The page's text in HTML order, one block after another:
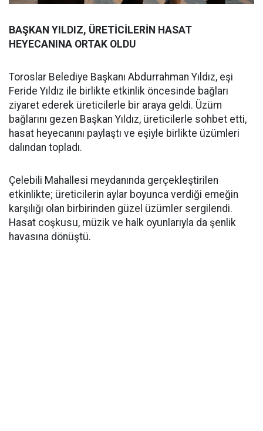
BAŞKAN YILDIZ, ÜRETİCİLERİN HASAT
HEYECANINA ORTAK OLDU
Toroslar Belediye Başkanı Abdurrahman Yıldız, eşi
Feride Yıldız ile birlikte etkinlik öncesinde bağları
ziyaret ederek üreticilerle bir araya geldi. Üzüm
bağlarını gezen Başkan Yıldız, üreticilerle sohbet etti,
hasat heyecanını paylaştı ve eşiyle birlikte üzümleri
dalından topladı.
Çelebili Mahallesi meydanında gerçekleştirilen
etkinlikte; üreticilerin aylar boyunca verdiği emeğin
karşılığı olan birbirinden güzel üzümler sergilendi.
Hasat coşkusu, müzik ve halk oyunlarıyla da şenlik
havasına dönüştü.